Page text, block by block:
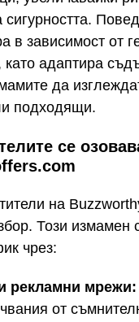
сигурността.
в зависимост от
като адаптира
да
подходящи.
се
на
Този измамен
чрез:
рекламни мрежи:
от